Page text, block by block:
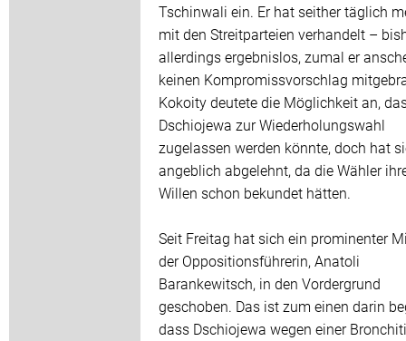
Tschinwali ein. Er hat seither täglich
mit den Streitparteien verhandelt –
allerdings ergebnislos, zumal er
keinen Kompromissvorschlag
Kokoity deutete die Möglichkeit an,
Dschiojewa zur Wiederholungswahl
zugelassen werden könnte, doch hat
angeblich abgelehnt, da die Wähler
Willen schon bekundet hätten.
Seit Freitag hat sich ein prominenter
der Oppositionsführerin, Anatoli
Barankewitsch, in den Vordergrund
geschoben. Das ist zum einen darin
dass Dschiojewa wegen einer